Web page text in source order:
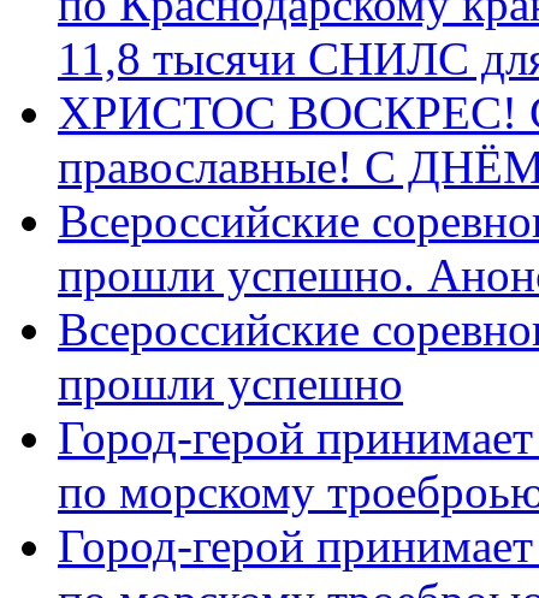
11,8 тысячи СНИЛС
ХРИСТОС ВОСКРЕС! С
православные! C
Всероссийские
прошли успешно.
Всероссийские
прошли успешно
Город-герой
по морскому
Город-герой